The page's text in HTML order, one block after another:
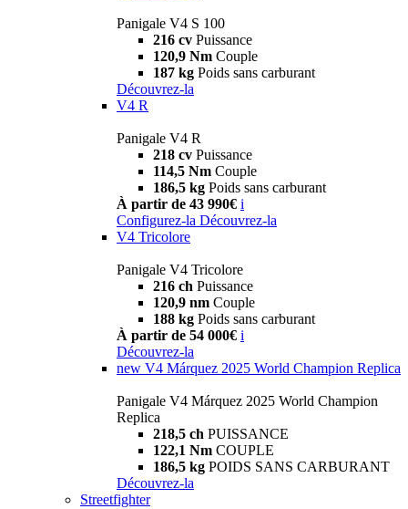
Panigale V4 S 100
216 cv Puissance
120,9 Nm Couple
187 kg Poids sans carburant
Découvrez-la
V4 R
Panigale V4 R
218 cv Puissance
114,5 Nm Couple
186,5 kg Poids sans carburant
À partir de 43 990€ i
Configurez-la Découvrez-la
V4 Tricolore
Panigale V4 Tricolore
216 ch Puissance
120,9 nm Couple
188 kg Poids sans carburant
À partir de 54 000€ i
Découvrez-la
new V4 Márquez 2025 World Champion Replica
Panigale V4 Márquez 2025 World Champion
Replica
218,5 ch PUISSANCE
122,1 Nm COUPLE
186,5 kg POIDS SANS CARBURANT
Découvrez-la
Streetfighter